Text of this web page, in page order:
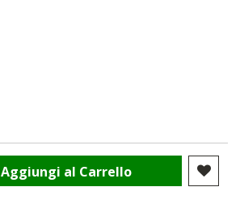
Aggiungi al Carrello